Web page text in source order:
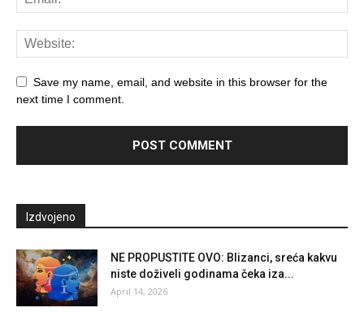
Save my name, email, and website in this browser for the
next time I comment.
Izdvojeno
NE PROPUSTITE OVO: Blizanci, sreća kakvu
niste doživeli godinama čeka iza...
April 14, 2026